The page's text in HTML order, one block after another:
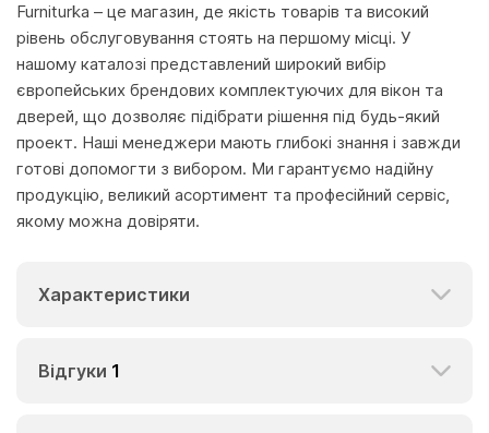
Furniturka – це магазин, де якість товарів та високий
рівень обслуговування стоять на першому місці. У
нашому каталозі представлений широкий вибір
європейських брендових комплектуючих для вікон та
дверей, що дозволяє підібрати рішення під будь-який
проект. Наші менеджери мають глибокі знання і завжди
готові допомогти з вибором. Ми гарантуємо надійну
продукцію, великий асортимент та професійний сервіс,
якому можна довіряти.
Характеристики
Відгуки 1